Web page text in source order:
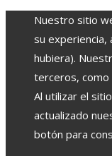
Nuestro sitio
su experiencia,
hubiera).
terceros, como
Al utilizar el
actualizado
botón para